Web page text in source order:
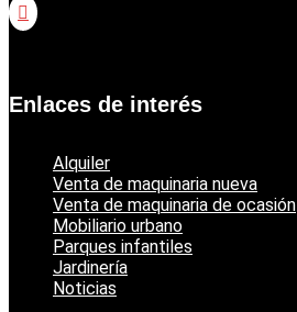

Enlaces de interés
Alquiler
Venta de maquinaria nueva
Venta de maquinaria de ocasión
Mobiliario urbano
Parques infantiles
Jardinería
Noticias